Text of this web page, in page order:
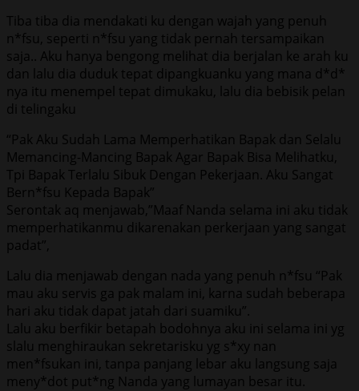
Tiba tiba dia mendakati ku dengan wajah yang penuh
n*fsu, seperti n*fsu yang tidak pernah tersampaikan
saja.. Aku hanya bengong melihat dia berjalan ke arah ku
dan lalu dia duduk tepat dipangkuanku yang mana d*d*
nya itu menempel tepat dimukaku, lalu dia bebisik pelan
di telingaku
“Pak Aku Sudah Lama Memperhatikan Bapak dan Selalu
Memancing-Mancing Bapak Agar Bapak Bisa Melihatku,
Tpi Bapak Terlalu Sibuk Dengan Pekerjaan. Aku Sangat
Bern*fsu Kepada Bapak”
Serontak aq menjawab,”Maaf Nanda selama ini aku tidak
memperhatikanmu dikarenakan perkerjaan yang sangat
padat”,
Lalu dia menjawab dengan nada yang penuh n*fsu “Pak
mau aku servis ga pak malam ini, karna sudah beberapa
hari aku tidak dapat jatah dari suamiku”.
Lalu aku berfikir betapah bodohnya aku ini selama ini yg
slalu menghiraukan sekretarisku yg s*xy nan
men*fsukan ini, tanpa panjang lebar aku langsung saja
meny*dot put*ng Nanda yang lumayan besar itu.